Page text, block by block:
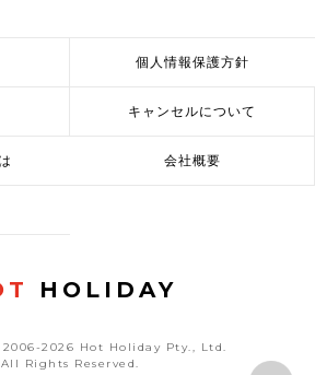
個人情報保護方針
キャンセルについて
会社概要
HOLIDAY
2026 Hot Holiday Pty., Ltd.
All Rights Reserved.